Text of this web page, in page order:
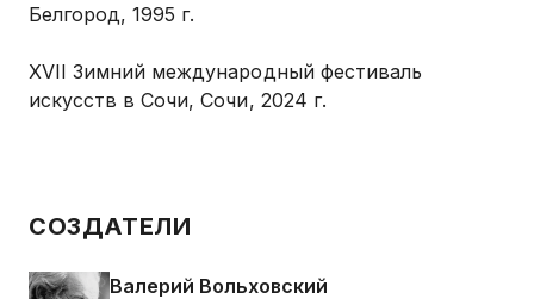
Белгород, 1995 г.
XVII Зимний международный фестиваль
искусств в Сочи, Сочи, 2024 г.
СОЗДАТЕЛИ
Валерий Вольховский